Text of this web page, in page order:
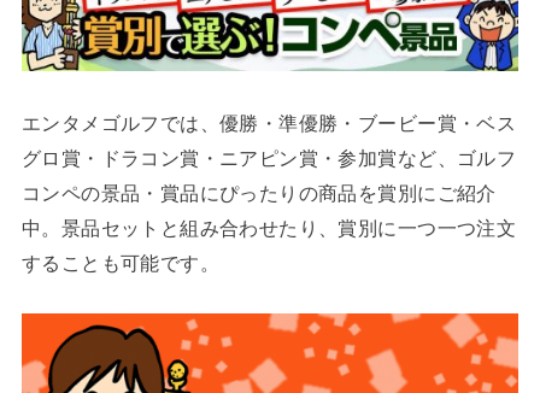
エンタメゴルフでは、優勝・準優勝・ブービー賞・ベス
グロ賞・ドラコン賞・ニアピン賞・参加賞など、ゴルフ
コンペの景品・賞品にぴったりの商品を賞別にご紹介
中。景品セットと組み合わせたり、賞別に一つ一つ注文
することも可能です。